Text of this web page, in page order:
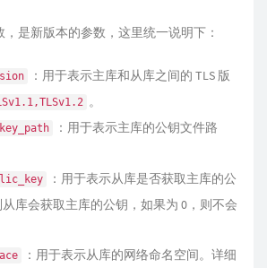
是新版本的参数，这里统一说明下：
：用于表示主库和从库之间的 TLS 版
。
：用于表示主库的公钥文件路
：用于表示从库是否获取主库的公
库会获取主库的公钥，如果为 0，则不会
：用于表示从库的网络命名空间。详细